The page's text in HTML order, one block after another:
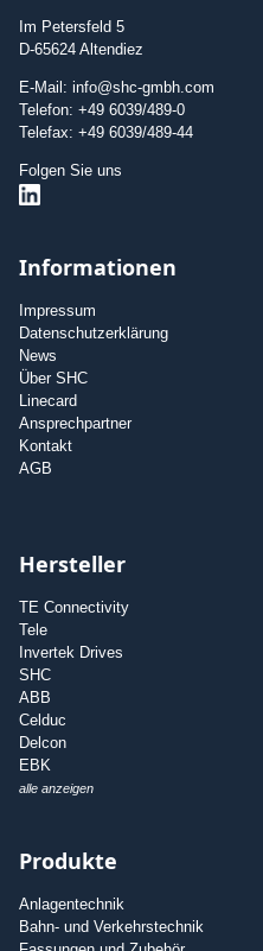
Im Petersfeld 5
D-65624 Altendiez
E-Mail: info@shc-gmbh.com
Telefon: +49 6039/489-0
Telefax: +49 6039/489-44
Folgen Sie uns
Informationen
Impressum
Datenschutzerklärung
News
Über SHC
Linecard
Ansprechpartner
Kontakt
AGB
Hersteller
TE Connectivity
Tele
Invertek Drives
SHC
ABB
Celduc
Delcon
EBK
alle anzeigen
Produkte
Anlagentechnik
Bahn- und Verkehrstechnik